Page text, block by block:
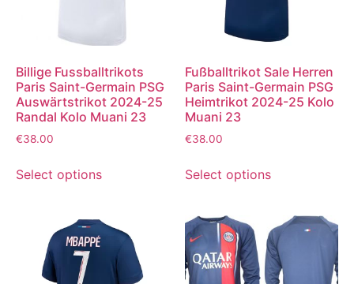
Billige Fussballtrikots
Paris Saint-Germain PSG
Auswärtstrikot 2024-25
Randal Kolo Muani 23
€38.00
Select options
Fußballtrikot Sale Herren
Paris Saint-Germain PSG
Heimtrikot 2024-25 Kolo
Muani 23
€38.00
Select options